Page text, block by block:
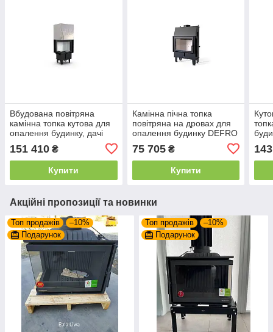
Вбудована повітряна
камінна топка кутова для
опалення будинку, дачі
DEFRO HOME INTRA XSM
BL MINI G OPTI
151 410 ₴
Купити
Камінна пічна топка
повітряна на дровах для
опалення будинку DEFRO
HOME IMPULS SM OPTI
75 705₴
Купити
BP
Акційні пропозиції та новинки
Топ продажів
–10%
Подарунок
Топ продажів
–10%
Подарунок